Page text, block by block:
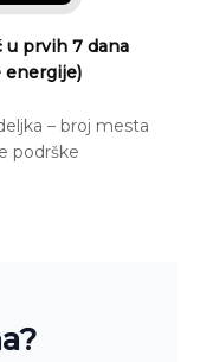
u prvih 7 dana
energije)
– broj mesta
podrške